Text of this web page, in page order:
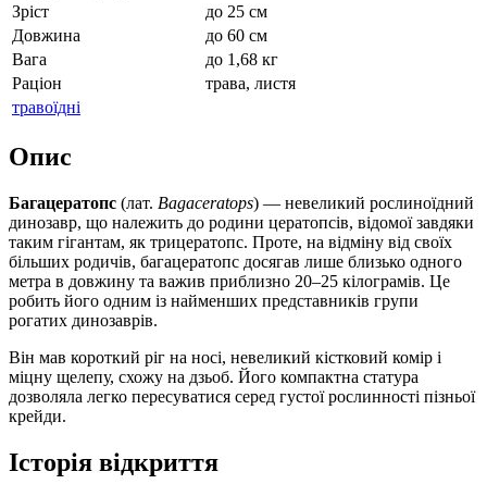
Зріст
до 25 см
Довжина
до 60 см
Вага
до 1,68 кг
Раціон
трава, листя
травоїдні
Опис
Багацератопс (лат. Bagaceratops) — невеликий рослиноїдний
динозавр, що належить до родини цератопсів, відомої завдяки
таким гігантам, як трицератопс. Проте, на відміну від своїх
більших родичів, багацератопс досягав лише близько одного
метра в довжину та важив приблизно 20–25 кілограмів. Це
робить його одним із найменших представників групи
рогатих динозаврів.
Він мав короткий ріг на носі, невеликий кістковий комір і
міцну щелепу, схожу на дзьоб. Його компактна статура
дозволяла легко пересуватися серед густої рослинності пізньої
крейди.
Історія відкриття